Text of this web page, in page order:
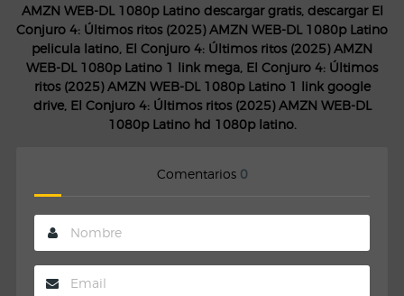
AMZN WEB-DL 1080p Latino descargar gratis, descargar El
Conjuro 4: Últimos ritos (2025) AMZN WEB-DL 1080p Latino
pelicula latino, El Conjuro 4: Últimos ritos (2025) AMZN
WEB-DL 1080p Latino 1 link mega, El Conjuro 4: Últimos
ritos (2025) AMZN WEB-DL 1080p Latino 1 link google
drive, El Conjuro 4: Últimos ritos (2025) AMZN WEB-DL
1080p Latino hd 1080p latino.
Comentarios 0